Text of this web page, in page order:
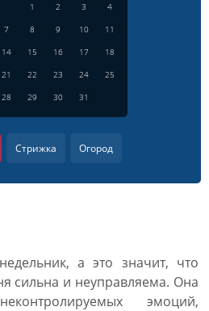
1 2 3
4
7 8 9 10
11
14 15 16 17
18
21 22 23 24
25
28 29 30 31
Стрижка Огород
а это значит, что
сильна и неуправляема. Она
эмоций,